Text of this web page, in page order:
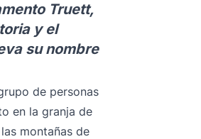
Truett,
y el
su nombre
de personas
en la granja de
montañas de